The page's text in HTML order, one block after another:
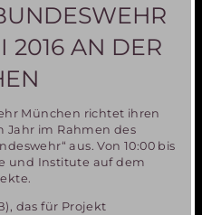
2016 AN DER
München richtet ihren
Jahr im Rahmen des
aus. Von 10:00 bis
und Institute auf dem
das für Projekt